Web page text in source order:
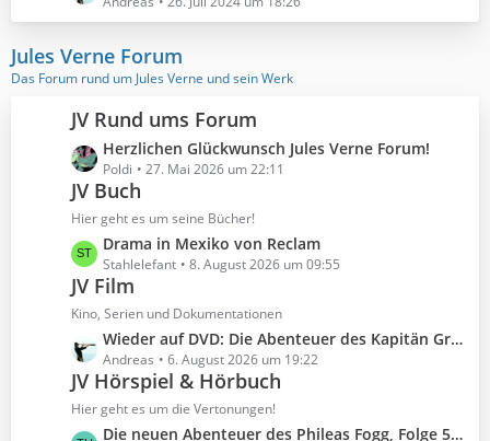
i
t
r
ä
e
t
z
t
e
B
e
i
r
ä
g
e
Jules Verne Forum
Das Forum rund um Jules Verne und sein Werk
JV Rund ums Forum
L
e
z
e
B
e
i
t
r
ä
g
e
Herzlichen Glückwunsch Jules Verne Forum!
Poldi 27. Mai 2026 um 22:11
JV Buch
Hier geht es um seine Bücher!
L
e
z
e
B
e
i
Drama in Mexiko von Reclam
Stahlelefant 8. August 2026 um 09:55
JV Film
Kino, Serien und Dokumentationen
L
e
z
Wieder auf DVD: Die Abenteuer des Kapitän Grant
Andreas 6. August 2026 um 19:22
JV Hörspiel & Hörbuch
Hier geht es um die Vertonungen!
L
Die neuen Abenteuer des Phileas Fogg, Folge 52: Im Tal der Inkas